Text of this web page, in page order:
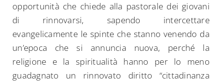
opportunità che chiede alla pastorale dei giovani
di rinnovarsi, sapendo intercettare
evangelicamente le spinte che stanno venendo da
un’epoca che si annuncia nuova, perché la
religione e la spiritualità hanno per lo meno
guadagnato un rinnovato diritto “cittadinanza